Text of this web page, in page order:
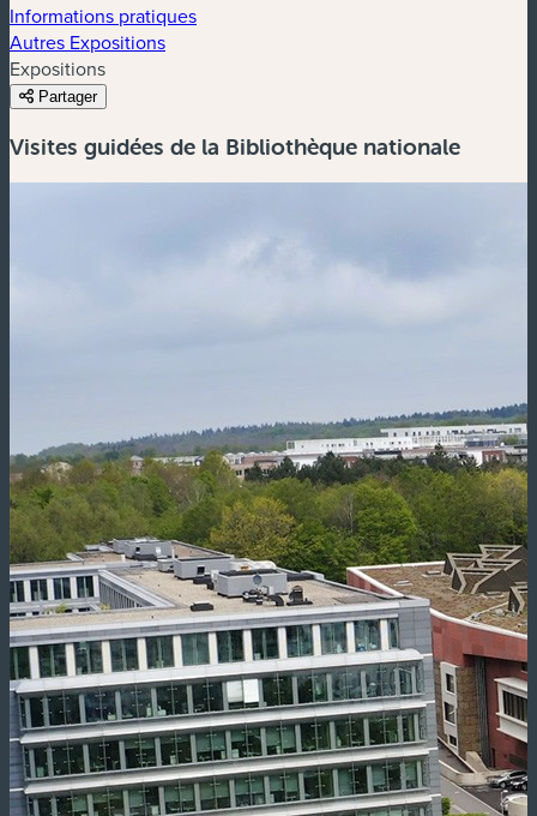
Informations pratiques
Autres Expositions
Expositions
Partager
Visites guidées de la Bibliothèque nationale